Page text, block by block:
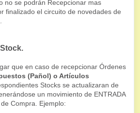
no se podrán Recepcionar mas
finalizado el circuito de novedades de
que en caso de recepcionar Órdenes
(Pañol) o Artículos
Stocks se actualizaran de
un movimiento de ENTRADA
Compra. Ejemplo: